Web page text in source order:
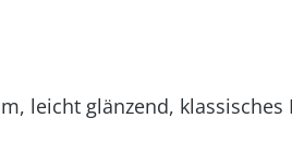
leicht glänzend, klassisches